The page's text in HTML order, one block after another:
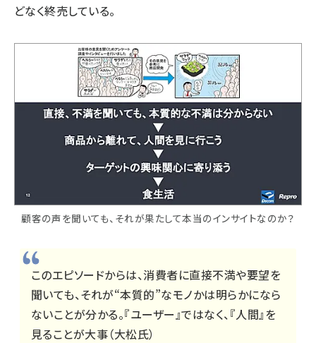
どなく終売している。
顧客の声を聞いても、それが果たして本当のインサイトなのか？
このエピソードからは、消費者に直接不満や要望を
聞いても、それが“本質的”なモノかは明らかになら
ないことが分かる。『ユーザー』ではなく、『人間』を
見ることが大事（大松氏）